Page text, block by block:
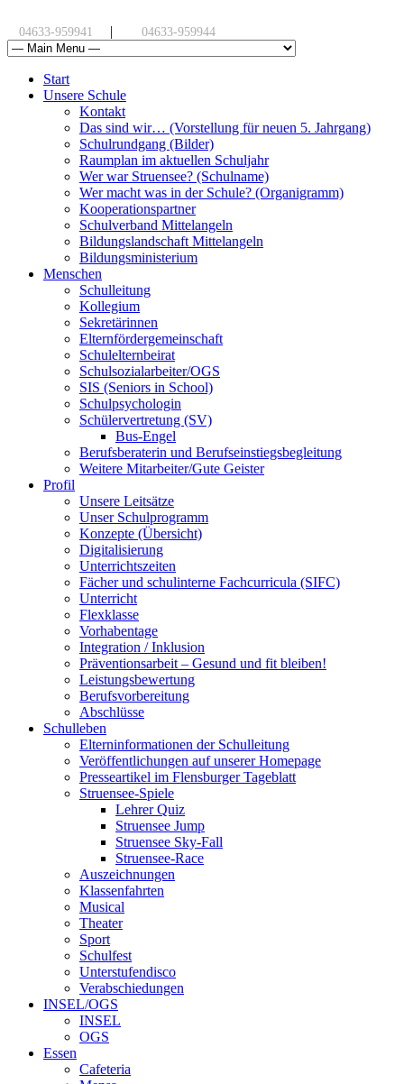
04633-959941 | 04633-959944
Start
Unsere Schule
Kontakt
Das sind wir… (Vorstellung für neuen 5. Jahrgang)
Schulrundgang (Bilder)
Raumplan im aktuellen Schuljahr
Wer war Struensee? (Schulname)
Wer macht was in der Schule? (Organigramm)
Kooperationspartner
Schulverband Mittelangeln
Bildungslandschaft Mittelangeln
Bildungsministerium
Menschen
Schulleitung
Kollegium
Sekretärinnen
Elternfördergemeinschaft
Schulelternbeirat
Schulsozialarbeiter/OGS
SIS (Seniors in School)
Schulpsychologin
Schülervertretung (SV)
Bus-Engel
Berufsberaterin und Berufseinstiegsbegleitung
Weitere Mitarbeiter/Gute Geister
Profil
Unsere Leitsätze
Unser Schulprogramm
Konzepte (Übersicht)
Digitalisierung
Unterrichtszeiten
Fächer und schulinterne Fachcurricula (SIFC)
Unterricht
Flexklasse
Vorhabentage
Integration / Inklusion
Präventionsarbeit – Gesund und fit bleiben!
Leistungsbewertung
Berufsvorbereitung
Abschlüsse
Schulleben
Elterninformationen der Schulleitung
Veröffentlichungen auf unserer Homepage
Presseartikel im Flensburger Tageblatt
Struensee-Spiele
Lehrer Quiz
Struensee Jump
Struensee Sky-Fall
Struensee-Race
Auszeichnungen
Klassenfahrten
Musical
Theater
Sport
Schulfest
Unterstufendisco
Verabschiedungen
INSEL/OGS
INSEL
OGS
Essen
Cafeteria